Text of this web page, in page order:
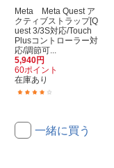
Meta Meta Quest ア
クティブストラップ[Q
uest 3/3S対応/Touch
Plusコントローラー対
応/調節可...
5,940円
60ポイント
在庫あり
一緒に買う